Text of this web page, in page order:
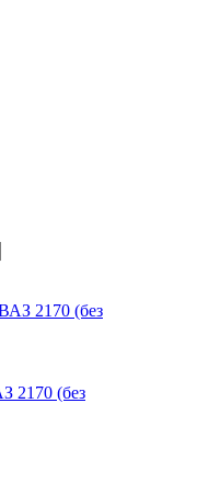
2170 (без